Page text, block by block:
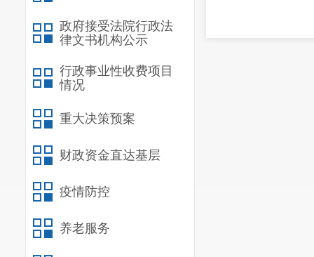
政府接受法院行政法
律文书机构公示
行政事业性收费项目
情况
重大决策预案
财政资金直达基层
疫情防控
养老服务